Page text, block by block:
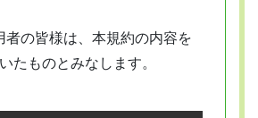
の皆様は、本規約の内容を
たものとみなします。